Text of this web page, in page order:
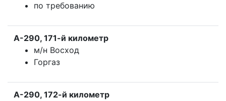
по требованию
А-290, 171-й километр
м/н Восход
Горгаз
А-290, 172-й километр